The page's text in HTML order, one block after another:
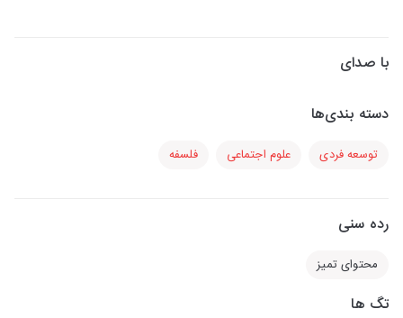
با صدای
دسته بندی‌ها
توسعه فردی علوم اجتماعی فلسفه
رده سنی
محتوای تمیز
تگ ها